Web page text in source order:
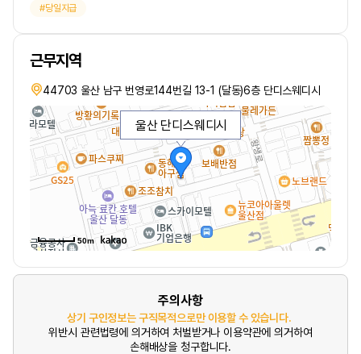
당일지급
근무지역
44703 울산 남구 번영로144번길 13-1 (달동)6층 단디스웨디시
울산 단디스웨디시
50m
주의사항
상기 구인정보는 구직목적으로만 이용할 수 있습니다.
위반시 관련법령에 의거하여 처벌받거나 이용약관에 의거하여
손해배상을 청구합니다.